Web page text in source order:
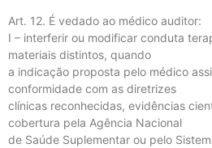
Art. 12. É vedado ao médico auditor:
I – interferir ou modificar conduta
materiais distintos, quando
a indicação proposta pelo médico
conformidade com as diretrizes
clínicas reconhecidas, evidências
cobertura pela Agência Nacional
de Saúde Suplementar ou pelo